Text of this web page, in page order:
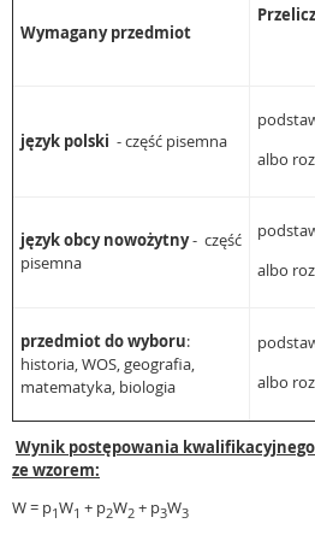
Wymagany przedmiot
język polski - część pisemna
albo
język obcy nowożytny- część
pisemna
albo
przedmiot do wyboru:
historia, WOS, geografia,
matematyka, biologia
albo
Wynik postępowania
ze wzorem:
W = p1W1 + p2W2 + p3W3